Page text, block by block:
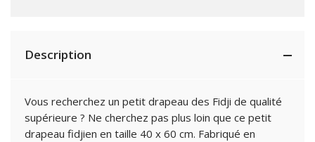
Description
Vous recherchez un petit drapeau des Fidji de qualité
supérieure ? Ne cherchez pas plus loin que ce petit
drapeau fidjien en taille 40 x 60 cm. Fabriqué en